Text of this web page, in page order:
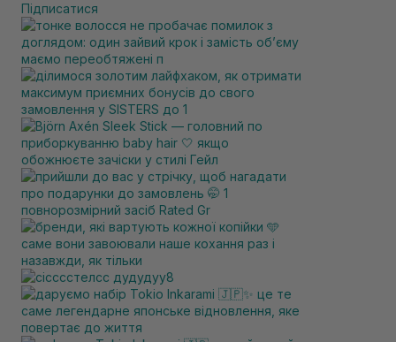
Підписатися